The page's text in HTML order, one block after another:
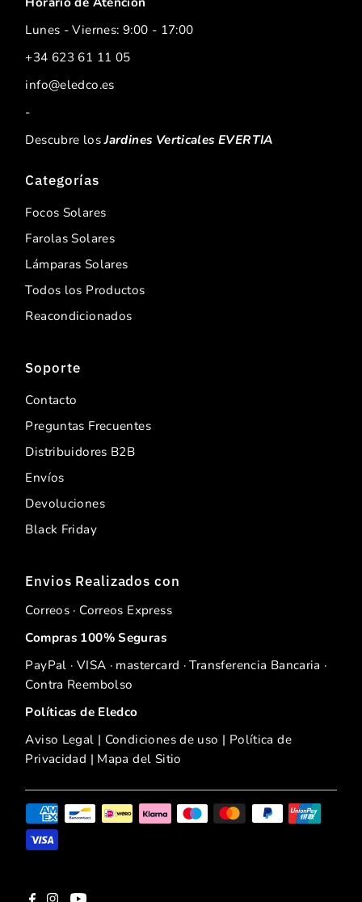
Lunes - Viernes: 9:00 - 17:00
+34 623 61 11 05
info@eledco.es
-
Descubre losJardines Verticales EVERTIA
Categorías
Focos Solares
Farolas Solares
Lámparas Solares
Todos los Productos
Reacondicionados
Soporte
Contacto
Preguntas Frecuentes
Distribuidores B2B
Envíos
Devoluciones
Black Friday
Envios Realizados con
Correos · Correos Express
Compras 100% Seguras
PayPal · VISA · mastercard · Transferencia Bancaria ·
Contra Reembolso
Políticas de Eledco
Aviso Legal | Condiciones de uso | Política de
Privacidad | Mapa del Sitio